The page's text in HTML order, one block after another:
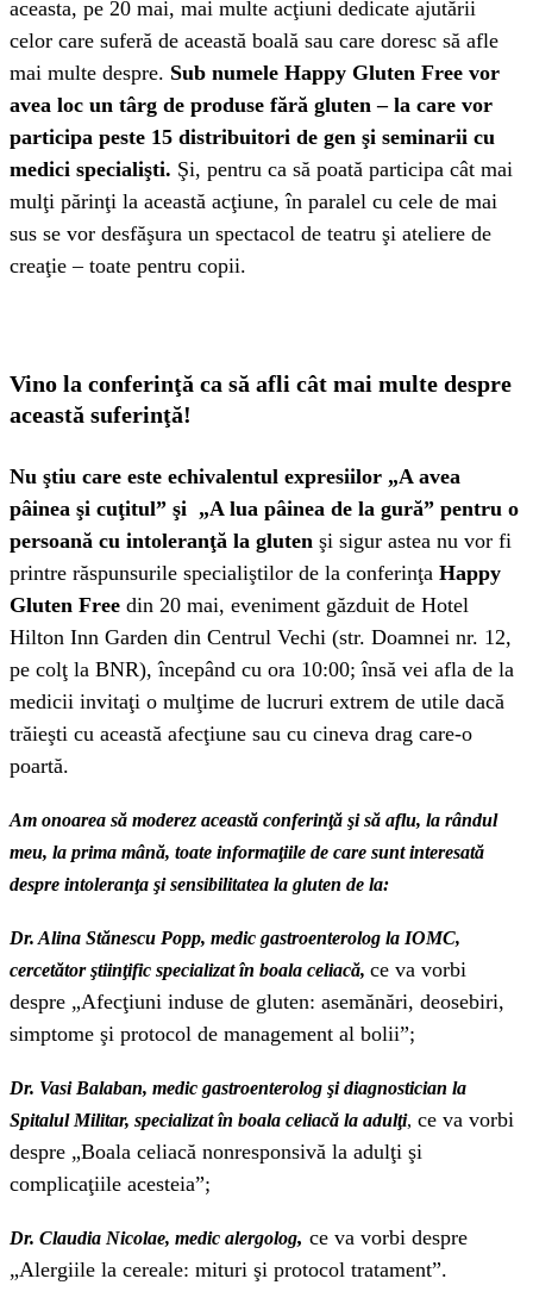
aceasta, pe 20 mai, mai multe acţiuni dedicate ajutării
celor care suferă de această boală sau care doresc să afle
mai multe despre. Sub numele Happy Gluten Free vor
avea loc un târg de produse fără gluten – la care vor
participa peste 15 distribuitori de gen şi seminarii cu
medici specialişti. Şi, pentru ca să poată participa cât mai
mulţi părinţi la această acţiune, în paralel cu cele de mai
sus se vor desfăşura un spectacol de teatru şi ateliere de
creaţie – toate pentru copii.
Vino la conferinţă ca să afli cât mai multe despre
această suferinţă!
Nu ştiu care este echivalentul expresiilor „A avea
pâinea şi cuţitul” şi „A lua pâinea de la gură” pentru o
persoană cu intoleranţă la gluten şi sigur astea nu vor fi
printre răspunsurile specialiştilor de la conferinţa Happy
Gluten Free din 20 mai, eveniment găzduit de Hotel
Hilton Inn Garden din Centrul Vechi (str. Doamnei nr. 12,
pe colţ la BNR), începând cu ora 10:00; însă vei afla de la
medicii invitaţi o mulţime de lucruri extrem de utile dacă
trăieşti cu această afecţiune sau cu cineva drag care-o
poartă.
Am onoarea să moderez această conferinţă şi să aflu, la rândul
meu, la prima mână, toate informaţiile de care sunt interesată
despre intoleranţa şi sensibilitatea la gluten de la:
Dr. Alina Stănescu Popp, medic gastroenterolog la IOMC,
cercetător ştiinţific specializat în boala celiacă, ce va vorbi
despre „Afecţiuni induse de gluten: asemănări, deosebiri,
simptome şi protocol de management al bolii”;
Dr. Vasi Balaban, medic gastroenterolog şi diagnostician la
Spitalul Militar, specializat în boala celiacă la adulţi, ce va vorbi
despre „Boala celiacă nonresponsivă la adulţi şi
complicaţiile acesteia”;
Dr. Claudia Nicolae, medic alergolog, ce va vorbi despre
„Alergiile la cereale: mituri şi protocol tratament”.